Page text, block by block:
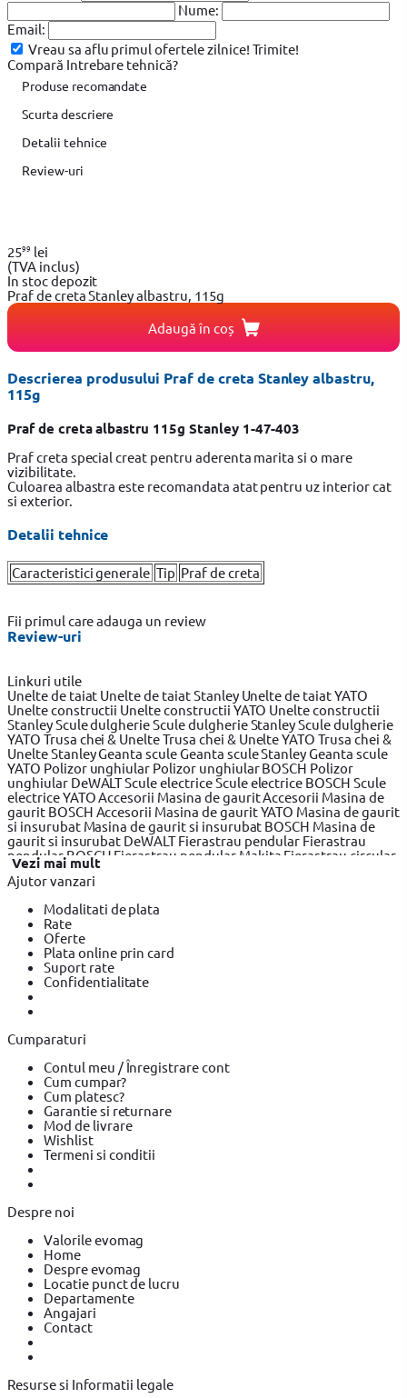
Nume:
Email:
Vreau sa aflu primul ofertele zilnice! Trimite!
Compară Intrebare tehnică?
Produse recomandate
Scurta descriere
Detalii tehnice
Review-uri
2599 lei
(TVA inclus)
In stoc depozit
Praf de creta Stanley albastru, 115g
Adaugă în coș
Descrierea produsului Praf de creta Stanley albastru,
115g
Praf de creta albastru 115g Stanley 1-47-403
Praf creta special creat pentru aderenta marita si o mare
vizibilitate.
Culoarea albastra este recomandata atat pentru uz interior cat
si exterior.
Detalii tehnice
Caracteristici generale Tip Praf de creta
Fii primul care adauga un review
Review-uri
Linkuri utile
Unelte de taiat Unelte de taiat Stanley Unelte de taiat YATO
Unelte constructii Unelte constructii YATO Unelte constructii
StanleyScule dulgherieScule dulgherie StanleyScule dulgherie
YATO Trusa chei & UnelteTrusa chei & Unelte YATOTrusa chei &
Unelte StanleyGeanta sculeGeanta scule StanleyGeanta scule
YATO Polizor unghiular Polizor unghiular BOSCH Polizor
unghiular DeWALTScule electriceScule electrice BOSCH Scule
electrice YATOAccesorii Masina de gauritAccesorii Masina de
gaurit BOSCH Accesorii Masina de gaurit YATO Masina de gaurit
si insurubat Masina de gaurit si insurubat BOSCH Masina de
gaurit si insurubat DeWALTFierastrau pendular Fierastrau
pendular BOSCH Fierastrau pendular Makita Fierastrau circular
Fierastrau circular BOSCH
Fierastrau sabie
electric YATOMasini de frezat
de frezat YATO
electrica Makita
Suflanta aer cald BOSCHPlaci compactoare & Ciocan demolator
Placi compactoare & Ciocan demolator BOSCH
compactoare & Ciocan demolator Makita
electrice
electrice YATO
Echipamente de protectie
Echipamente de protectie Makita
Cynel Surubelnita electricaSurubelnita electrica BOSCH
Surubelnita electrica Heinner
Vezi mai mult
Ajutor vanzari
Modalitati de plata
Rate
Oferte
Plata online prin card
Suport rate
Confidentialitate
Cumparaturi
Contul meu / Înregistrare cont
Cum cumpar?
Cum platesc?
Garantie si returnare
Mod de livrare
Wishlist
Termeni si conditii
Despre noi
Valorile evomag
Home
Despre evomag
Locatie punct de lucru
Departamente
Angajari
Contact
Resurse si Informatii legale